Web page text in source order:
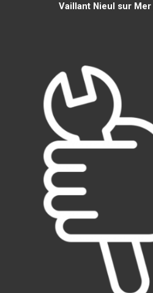
Vaillant Nieul sur Mer